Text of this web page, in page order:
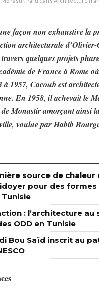
façon non exhaustive la
architecturale
quelques projets
de France à Rome
1957, Cacoub est
En 1958, il achevait le
Monastir amorçant ainsi
voulue par Habib
source de chaleur
pour des formes
: l’architecture au
ODD en Tunisie
Bou Saïd inscrit au